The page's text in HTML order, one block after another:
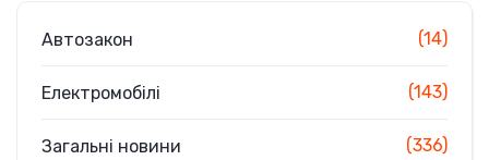
Автозакон (14)
Електромобілі (143)
Загальні новини (336)